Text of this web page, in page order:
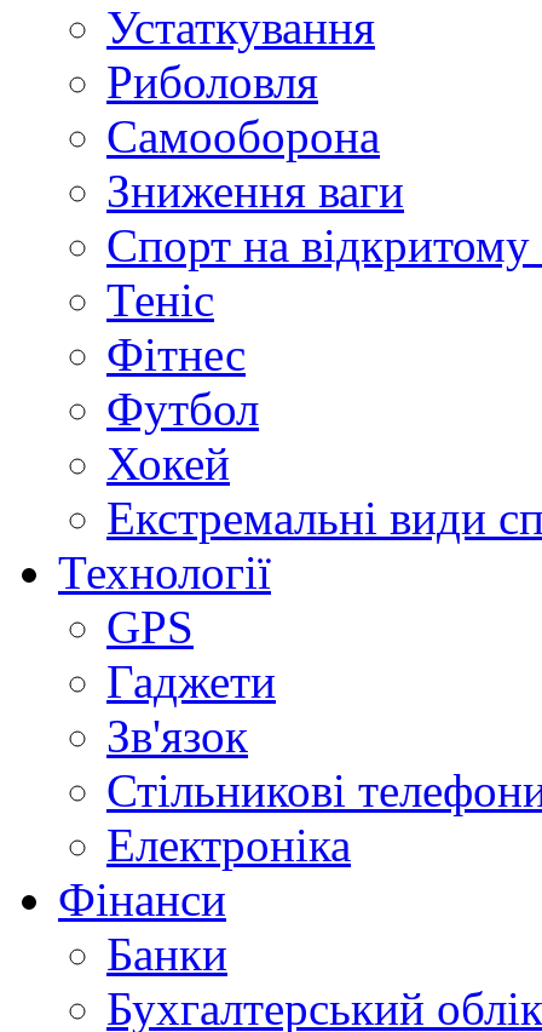
Устаткування
Риболовля
Самооборона
Зниження ваги
Спорт на відкритому
Теніс
Фітнес
Футбол
Хокей
Екстремальні види
Технології
GPS
Гаджети
Зв'язок
Стільникові
Електроніка
Фінанси
Банки
Бухгалтерський облік